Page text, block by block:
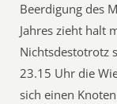
Beerdigung des
Jahres zieht halt
Nichtsdestotrotz
23.15 Uhr die
sich einen